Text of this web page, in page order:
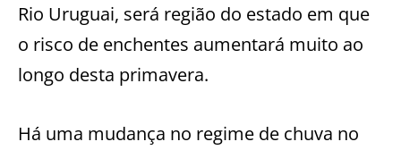
Rio Uruguai, será região do estado em que
o risco de enchentes aumentará muito ao
longo desta primavera.
Há uma mudança no regime de chuva no